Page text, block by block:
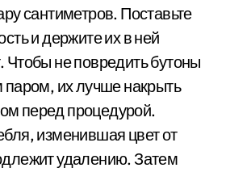
сантиметров. Поставьте
и держите их в ней
Чтобы не повредить бутоны
паром, их лучше накрыть
перед процедурой.
изменившая цвет от
удалению. Затем